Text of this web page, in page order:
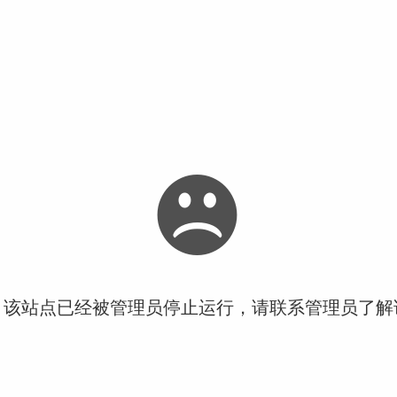
站点已经被管理员停止运行，请联系管理员了